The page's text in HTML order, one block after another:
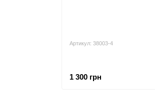
Артикул: 38003-4
1 300 грн